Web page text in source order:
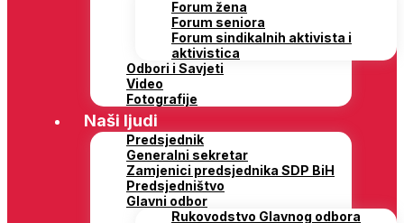
Forum žena
Forum seniora
Forum sindikalnih aktivista i
aktivistica
Odbori i Savjeti
Video
Fotografije
Naši ljudi
Predsjednik
Generalni sekretar
Zamjenici predsjednika SDP BiH
Predsjedništvo
Glavni odbor
Rukovodstvo Glavnog odbora